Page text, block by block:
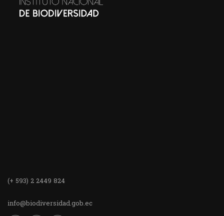
(+ 593) 2 2449 824
info@biodiversidad.gob.ec